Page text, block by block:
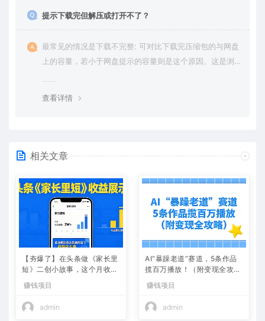
提示下载完但解压或打开不了？
最常见的情况是下载不完整: 可对比下载完压缩包的与网盘
上的容量，若小于网盘提示的容量则是这个原因。这是浏
查看详情
相关文章
【夯爆了】在头条做《家长里
短》二创小故事，这个月收益
2w+
赚钱项目
admin
AI“暴躁老道”赛道，5条作品
揽百万播放！（附变现全攻
略）
赚钱项目
admin